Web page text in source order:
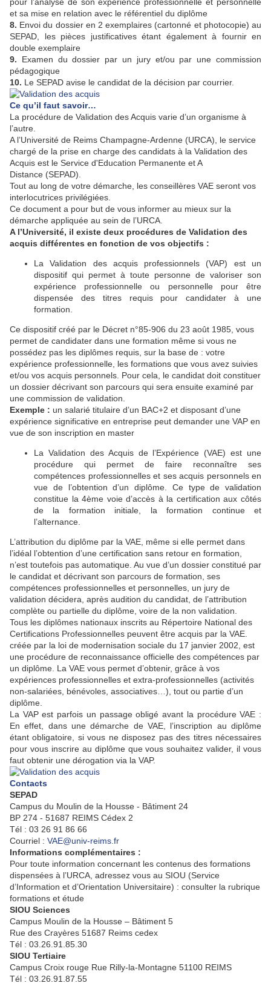
et sa mise en relation avec le référentiel du diplôme
8. Envoi du dossier en 2 exemplaires (cartonné et photocopie) au
SEPAD, les pièces justificatives étant également à fournir en
double exemplaire
9. Examen du dossier par un jury et/ou par une commission
pédagogique
10. Le SEPAD avise le candidat de la décision par courrier.
Ce qu’il faut savoir…
La procédure de Validation des Acquis varie d’un organisme à
l’autre.
A l’Université de Reims Champagne-Ardenne (URCA), le service
chargé de la prise en charge des candidats à la Validation des
Acquis est le Service d'Education Permanente et A
Distance (SEPAD).
Tout au long de votre démarche, les conseillères VAE seront vos
interlocutrices privilégiées.
Ce document a pour but de vous informer au mieux sur la
démarche appliquée au sein de l’URCA.
A l’Université, il existe deux procédures de Validation des
acquis différentes en fonction de vos objectifs :
La Validation des acquis professionnels (VAP) est un
dispositif qui permet à toute personne de valoriser son
expérience professionnelle ou personnelle pour être
dispensée des titres requis pour candidater à une
formation.
Ce dispositif créé par le Décret n°85-906 du 23 août 1985, vous
permet de candidater dans une formation même si vous ne
possédez pas les diplômes requis, sur la base de : votre
expérience professionnelle, les formations que vous avez suivies
et/ou vos acquis personnels. Pour cela, le candidat doit constituer
un dossier décrivant son parcours qui sera ensuite examiné par
une commission de validation.
Exemple : un salarié titulaire d’un BAC+2 et disposant d’une
expérience significative en entreprise peut demander une VAP en
vue de son inscription en master
La Validation des Acquis de l’Expérience (VAE) est une
procédure qui permet de faire reconnaître ses
compétences professionnelles et ses acquis personnels en
vue de l’obtention d’un diplôme. Ce type de validation
constitue la 4ème voie d’accès à la certification aux côtés
de la formation initiale, la formation continue et
l’alternance.
L’attribution du diplôme par la VAE, même si elle permet dans
l’idéal l’obtention d’une certification sans retour en formation,
n’est toutefois pas automatique. Au vue d’un dossier constitué par
le candidat et décrivant son parcours de formation, ses
compétences professionnelles et personnelles, un jury de
validation décidera, après audition du candidat, de l’attribution
complète ou partielle du diplôme, voire de la non validation.
Tous les diplômes nationaux inscrits au Répertoire National des
Certifications Professionnelles peuvent être acquis par la VAE.
créée par la loi de modernisation sociale du 17 janvier 2002, est
une procédure de reconnaissance officielle des compétences par
un diplôme. La VAE vous permet d’obtenir, grâce à vos
expériences professionnelles et extra-professionnelles (activités
non-salariées, bénévoles, associatives…), tout ou partie d’un
diplôme.
La VAP est parfois un passage obligé avant la procédure VAE :
En effet, dans une démarche de VAE, l’inscription au diplôme
étant obligatoire, si vous ne disposez pas des titres nécessaires
pour vous inscrire au diplôme que vous souhaitez valider, il vous
faut obtenir une dérogation via la VAP.
Contacts
SEPAD
Campus du Moulin de la Housse - Bâtiment 24
BP 274 - 51687 REIMS Cédex 2
Tél : 03 26 91 86 66
Courriel : VAE@univ-reims.fr
Informations complémentaires :
Pour toute information concernant les contenus des formations
dispensées à l’URCA, adressez vous au SIOU (Service
d’Information et d’Orientation Universitaire) : consulter la rubrique
formations et étude
SIOU Sciences
Campus Moulin de la Housse – Bâtiment 5
Rue des Crayères 51687 Reims cedex
Tél : 03.26.91.85.30
SIOU Tertiaire
Campus Croix rouge Rue Rilly-la-Montagne 51100 REIMS
Tél : 03.26.91.87.55